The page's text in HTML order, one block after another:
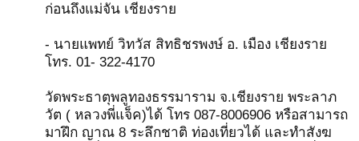
ก่อนถึงแม่จัน เชียงราย
- นายแพทย์ วิทวัส สิทธิชรพงษ์ อ. เมือง เชียงราย
โทร. 01- 322-4170
วัดพระธาตุพลูทองธรรมาราม จ.เชียงราย พระลาภ
วัต ( หลวงพี่แจ็ค)ได้ โทร 087-8006906 หรือสามารถ
มาฝึก ญาณ 8 ระลึกชาติ ท่องเที่ยวได้ และทำสังฆ